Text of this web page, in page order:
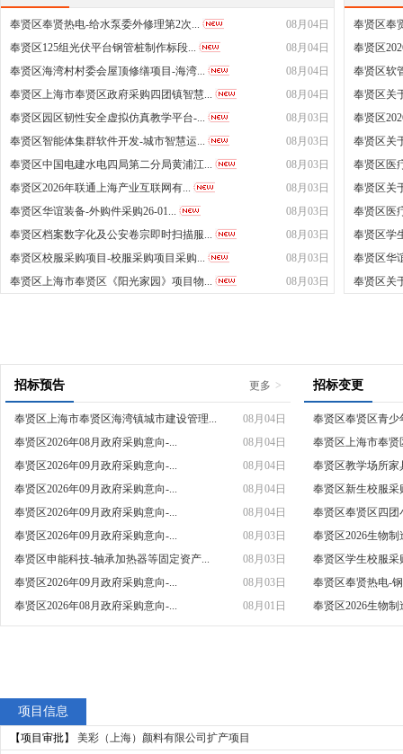
奉贤区奉贤热电-给水泵委外修理第2次...
08月04日
奉贤区125组光伏平台钢管桩制作标段...
08月04日
奉贤区海湾村村委会屋顶修缮项目-海湾...
08月04日
奉贤区上海市奉贤区政府采购四团镇智慧...
08月04日
奉贤区园区韧性安全虚拟仿真教学平台-...
08月03日
奉贤区智能体集群软件开发-城市智慧运...
08月03日
奉贤区中国电建水电四局第二分局黄浦江...
08月03日
奉贤区2026年联通上海产业互联网有...
08月03日
奉贤区华谊装备-外购件采购26-01...
08月03日
奉贤区档案数字化及公安卷宗即时扫描服...
08月03日
奉贤区校服采购项目-校服采购项目采购...
08月03日
奉贤区上海市奉贤区《阳光家园》项目物...
08月03日
奉贤区奉
奉贤区
奉贤区软
奉贤区关
奉贤区
奉贤区关
奉贤区医
奉贤区关
奉贤区医
奉贤区学
奉贤区华
奉贤区关
招标预告 更多 >
奉贤区上海市奉贤区海湾镇城市建设管理...
08月04日
奉贤区2026年08月政府采购意向-...
08月04日
奉贤区2026年09月政府采购意向-...
08月04日
奉贤区2026年09月政府采购意向-...
08月04日
奉贤区2026年09月政府采购意向-...
08月04日
奉贤区2026年09月政府采购意向-...
08月03日
奉贤区申能科技-轴承加热器等固定资产...
08月03日
奉贤区2026年09月政府采购意向-...
08月03日
奉贤区2026年08月政府采购意向-...
08月01日
招标变更
奉贤区奉贤区青少
奉贤区上海市奉贤
奉贤区教学场所家
奉贤区新生校服
奉贤区奉贤区四团
奉贤区2026生物
奉贤区学生校服
奉贤区奉贤热电-
奉贤区2026生物
项目信息
【项目审批】
美彩（上海）颜料有限公司扩产项目